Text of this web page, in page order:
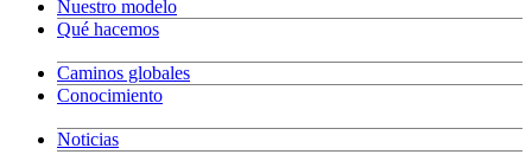
Nuestro modelo
Qué hacemos
Caminos globales
Conocimiento
Noticias